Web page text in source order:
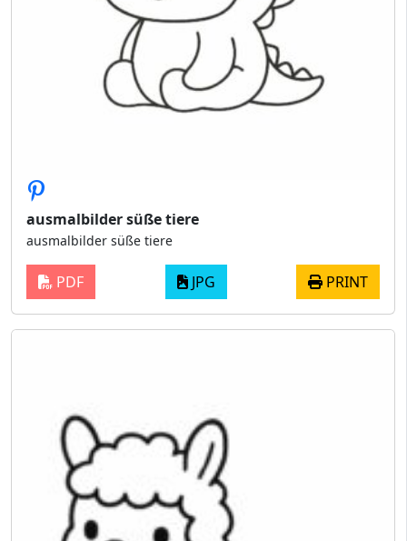
ausmalbilder süße tiere
ausmalbilder süße tiere
PDF JPG PRINT